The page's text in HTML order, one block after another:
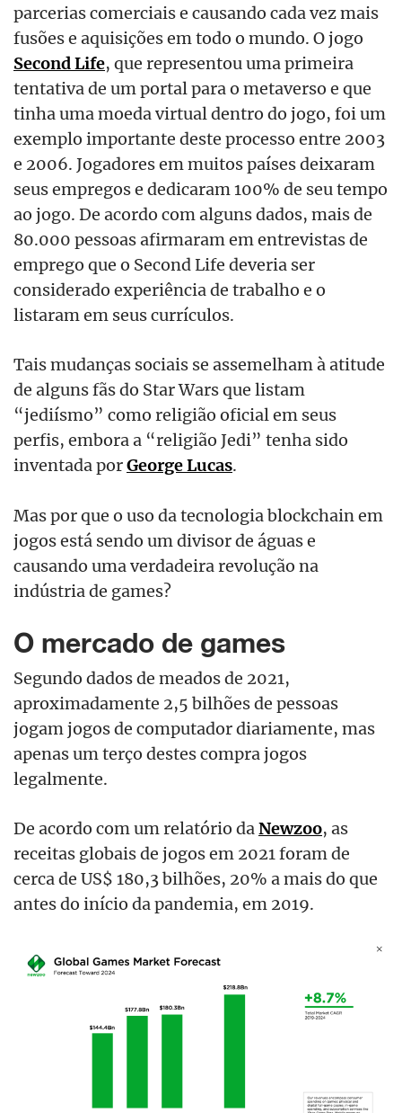
parcerias comerciais e causando cada vez mais
fusões e aquisições em todo o mundo. O jogo
Second Life, que representou uma primeira
tentativa de um portal para o metaverso e que
tinha uma moeda virtual dentro do jogo, foi um
exemplo importante deste processo entre 2003
e 2006. Jogadores em muitos países deixaram
seus empregos e dedicaram 100% de seu tempo
ao jogo. De acordo com alguns dados, mais de
80.000 pessoas afirmaram em entrevistas de
emprego que o Second Life deveria ser
considerado experiência de trabalho e o
listaram em seus currículos.
Tais mudanças sociais se assemelham à atitude
de alguns fãs do Star Wars que listam
“jediísmo” como religião oficial em seus
perfis, embora a “religião Jedi” tenha sido
inventada porGeorge Lucas.
Mas por que o uso da tecnologia blockchain em
jogos está sendo um divisor de águas e
causando uma verdadeira revolução na
indústria de games?
O mercado de games
Segundo dados de meados de 2021,
aproximadamente 2,5 bilhões de pessoas
jogam jogos de computador diariamente, mas
apenas um terço destes compra jogos
legalmente.
De acordo com um relatório daNewzoo, as
receitas globais de jogos em 2021 foram de
cerca de US$ 180,3 bilhões, 20% a mais do que
antes do início da pandemia, em 2019.